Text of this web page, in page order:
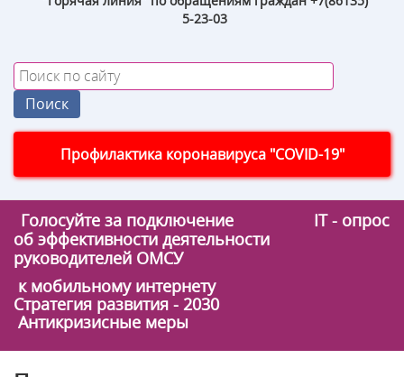
5-23-03
Профилактика коронавируса "COVID-19"
Голосуйте за подключение
IT - опрос
об эффективности деятельности
руководителей ОМСУ
к мобильному интернету
Стратегия развития - 2030
Антикризисные меры